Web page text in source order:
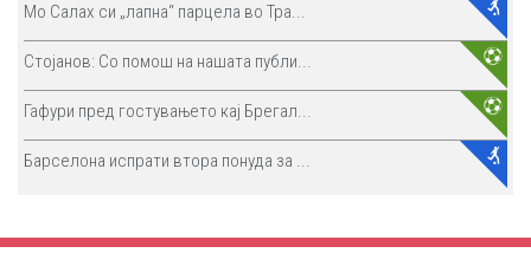
Мо Салах си „лапна“ парцела во Тра...
Стојанов: Со помош на нашата публи...
Гафури пред гостувањето кај Брегал...
Барселона испрати втора понуда за ...